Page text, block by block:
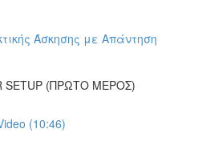
Άσκησης με Απάντηση
SETUP (ΠΡΩΤΟ ΜΕΡΟΣ)
(10:46)